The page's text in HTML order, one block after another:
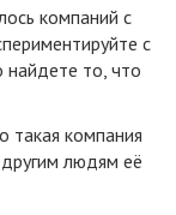
компаний с
с
найдете то, что
такая компания
людям её